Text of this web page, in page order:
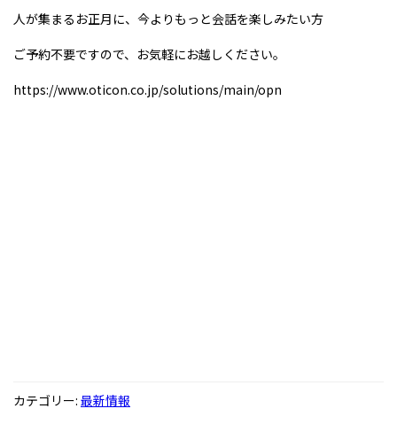
人が集まるお正月に、今よりもっと会話を楽しみたい方
ご予約不要ですので、お気軽にお越しください。
https://www.oticon.co.jp/solutions/main/opn
カテゴリー: 最新情報